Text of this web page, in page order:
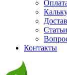
Статьи
Контакты